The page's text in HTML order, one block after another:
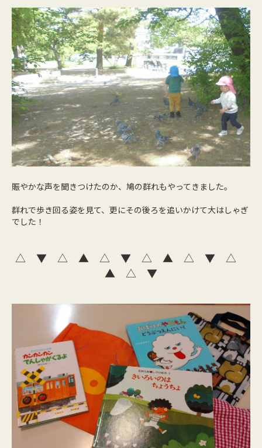
賑やかな声を聞きつけたのか、鳩の群れもやってきました。
群れで歩き回る姿を見て、更にその後ろを追いかけて大はしゃぎ
でした！
△ ▼ △ ▲ △ ▼ △ ▲ △ ▼ △
▲ △ ▼